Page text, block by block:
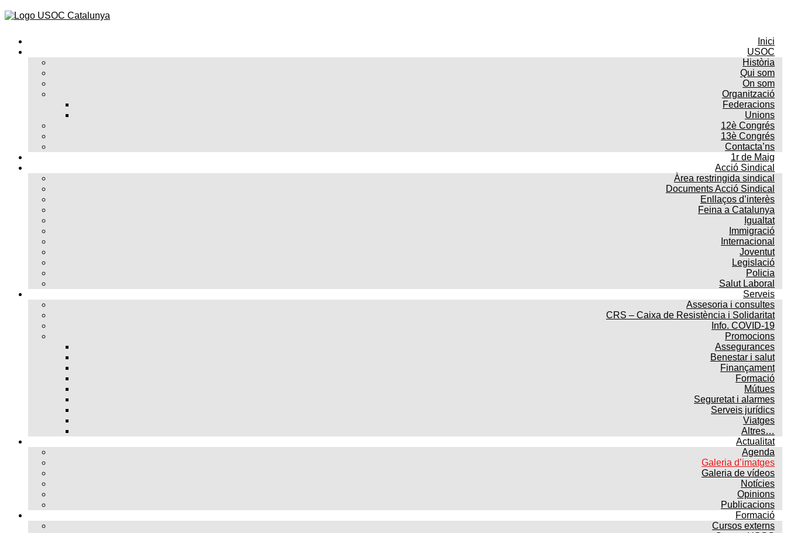
Inici
USOC
Història
Qui som
On som
Organització
Federacions
Unions
12è Congrés
13è Congrés
Contacta’ns
1r de Maig
Acció Sindical
Àrea restringida sindical
Documents Acció Sindical
Enllaços d’interès
Feina a Catalunya
Igualtat
Immigració
Internacional
Joventut
Legislació
Policia
Salut Laboral
Serveis
Assesoria i consultes
CRS – Caixa de Resistència i Solidaritat
Info. COVID-19
Promocions
Assegurances
Benestar i salut
Finançament
Formació
Mútues
Seguretat i alarmes
Serveis jurídics
Viatges
Altres…
Actualitat
Agenda
Galeria d’imatges
Galeria de vídeos
Notícies
Opinions
Publicacions
Formació
Cursos externs